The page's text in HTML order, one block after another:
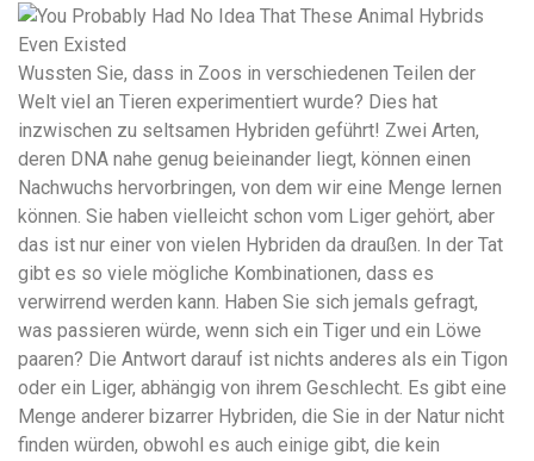
Wussten Sie, dass in Zoos in verschiedenen Teilen der
Welt viel an Tieren experimentiert wurde? Dies hat
inzwischen zu seltsamen Hybriden geführt! Zwei Arten,
deren DNA nahe genug beieinander liegt, können einen
Nachwuchs hervorbringen, von dem wir eine Menge lernen
können. Sie haben vielleicht schon vom Liger gehört, aber
das ist nur einer von vielen Hybriden da draußen. In der Tat
gibt es so viele mögliche Kombinationen, dass es
verwirrend werden kann. Haben Sie sich jemals gefragt,
was passieren würde, wenn sich ein Tiger und ein Löwe
paaren? Die Antwort darauf ist nichts anderes als ein Tigon
oder ein Liger, abhängig von ihrem Geschlecht. Es gibt eine
Menge anderer bizarrer Hybriden, die Sie in der Natur nicht
finden würden, obwohl es auch einige gibt, die kein